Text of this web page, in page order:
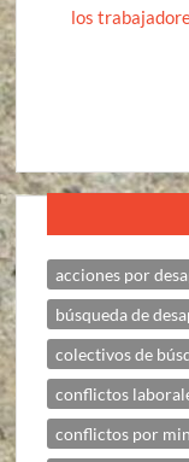
los
acciones por
búsqueda de
colectivos de
conflictos
conflictos por